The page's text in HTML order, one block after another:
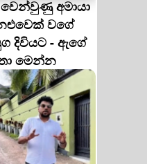
අමායා
වගේ
දිවියට - ඇගේ
මෙන්න